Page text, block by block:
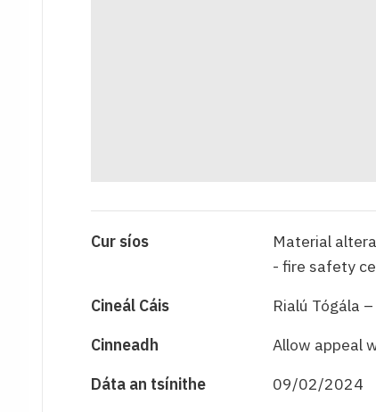
Cur síos
Material
- fire safety
Cineál Cáis
Rialú Tógála
Cinneadh
Allow appeal
Dáta an tsínithe
09/02/2024